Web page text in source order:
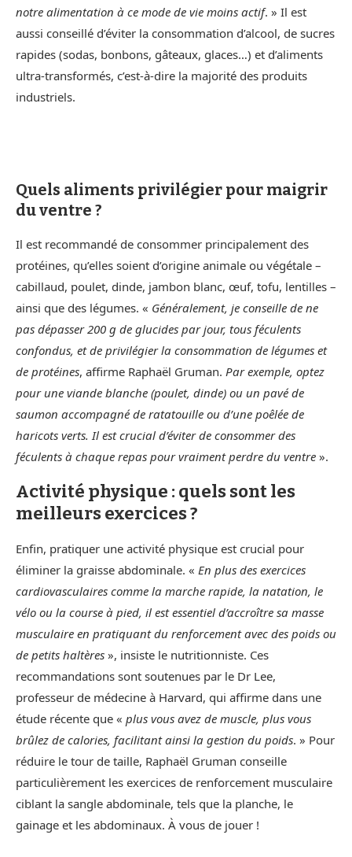
notre alimentation à ce mode de vie moins actif. » Il est
aussi conseillé d’éviter la consommation d’alcool, de sucres
rapides (sodas, bonbons, gâteaux, glaces…) et d’aliments
ultra-transformés, c’est-à-dire la majorité des produits
industriels.
Quels aliments privilégier pour maigrir
du ventre ?
Il est recommandé de consommer principalement des
protéines, qu’elles soient d’origine animale ou végétale –
cabillaud, poulet, dinde, jambon blanc, œuf, tofu, lentilles –
ainsi que des légumes. « Généralement, je conseille de ne
pas dépasser 200 g de glucides par jour, tous féculents
confondus, et de privilégier la consommation de légumes et
de protéines, affirme Raphaël Gruman. Par exemple, optez
pour une viande blanche (poulet, dinde) ou un pavé de
saumon accompagné de ratatouille ou d’une poêlée de
haricots verts. Il est crucial d’éviter de consommer des
féculents à chaque repas pour vraiment perdre du ventre ».
Activité physique : quels sont les
meilleurs exercices ?
Enfin, pratiquer une activité physique est crucial pour
éliminer la graisse abdominale. « En plus des exercices
cardiovasculaires comme la marche rapide, la natation, le
vélo ou la course à pied, il est essentiel d’accroître sa masse
musculaire en pratiquant du renforcement avec des poids ou
de petits haltères », insiste le nutritionniste. Ces
recommandations sont soutenues par le Dr Lee,
professeur de médecine à Harvard, qui affirme dans une
étude récente que « plus vous avez de muscle, plus vous
brûlez de calories, facilitant ainsi la gestion du poids. » Pour
réduire le tour de taille, Raphaël Gruman conseille
particulièrement les exercices de renforcement musculaire
ciblant la sangle abdominale, tels que la planche, le
gainage et les abdominaux. À vous de jouer !